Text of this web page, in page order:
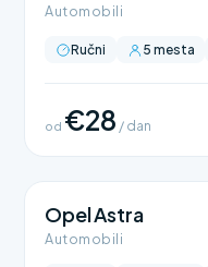
Automobili
Ručni 5 mesta
od €28 / dan
Opel Astra
Automobili